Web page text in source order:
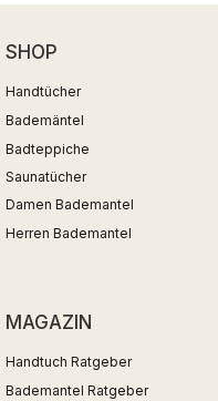
SHOP
Handtücher
Bademäntel
Badteppiche
Saunatücher
Damen Bademantel
Herren Bademantel
MAGAZIN
Handtuch Ratgeber
Bademantel Ratgeber